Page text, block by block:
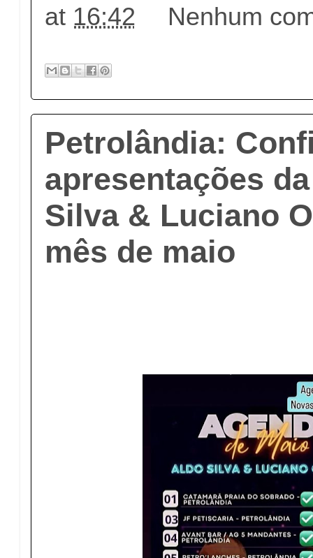
at 16:42 Nenhum
Petrolândia:
apresentações
Silva & Luciano
mês de maio